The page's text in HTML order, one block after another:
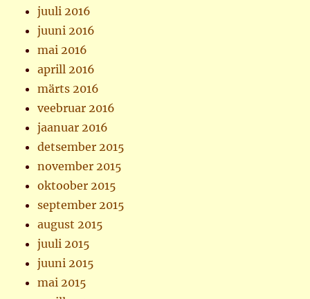
juuli 2016
juuni 2016
mai 2016
aprill 2016
märts 2016
veebruar 2016
jaanuar 2016
detsember 2015
november 2015
oktoober 2015
september 2015
august 2015
juuli 2015
juuni 2015
mai 2015